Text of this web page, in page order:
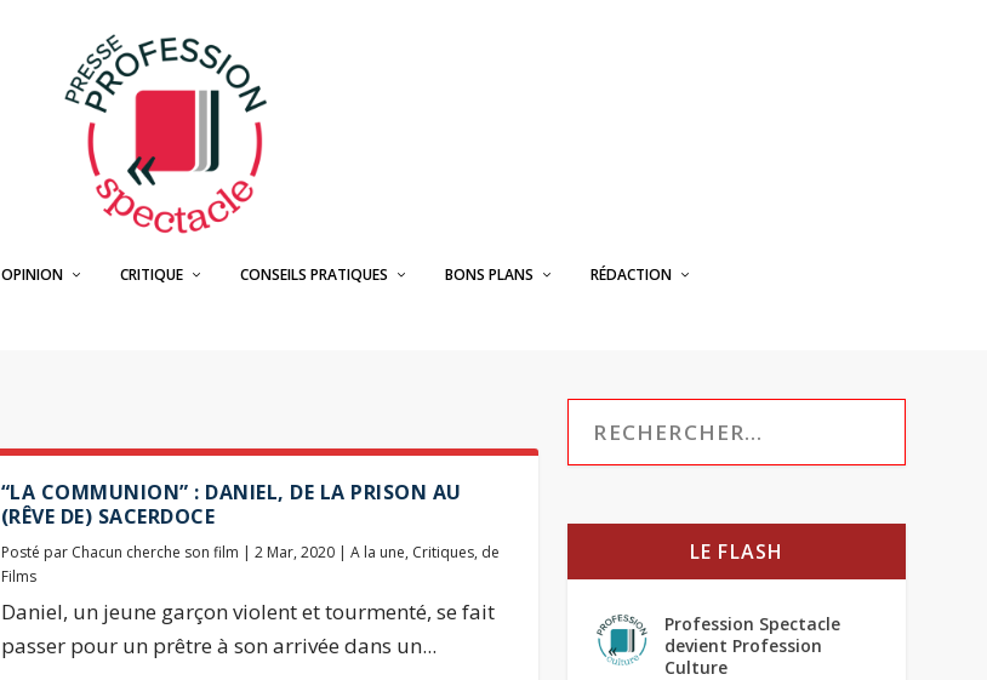
OPINION CRITIQUE CONSEILS PRATIQUES BONS PLANS RÉDACTION
“LA COMMUNION” : DANIEL, DE LA PRISON AU
(RÊVE DE) SACERDOCE
Posté par Chacun cherche son film | 2 Mar, 2020| A la une, Critiques, de
Films
Daniel, un jeune garçon violent et tourmenté, se fait
passer pour un prêtre à son arrivée dans un...
LE FLASH
Profession Spectacle
devient Profession
Culture